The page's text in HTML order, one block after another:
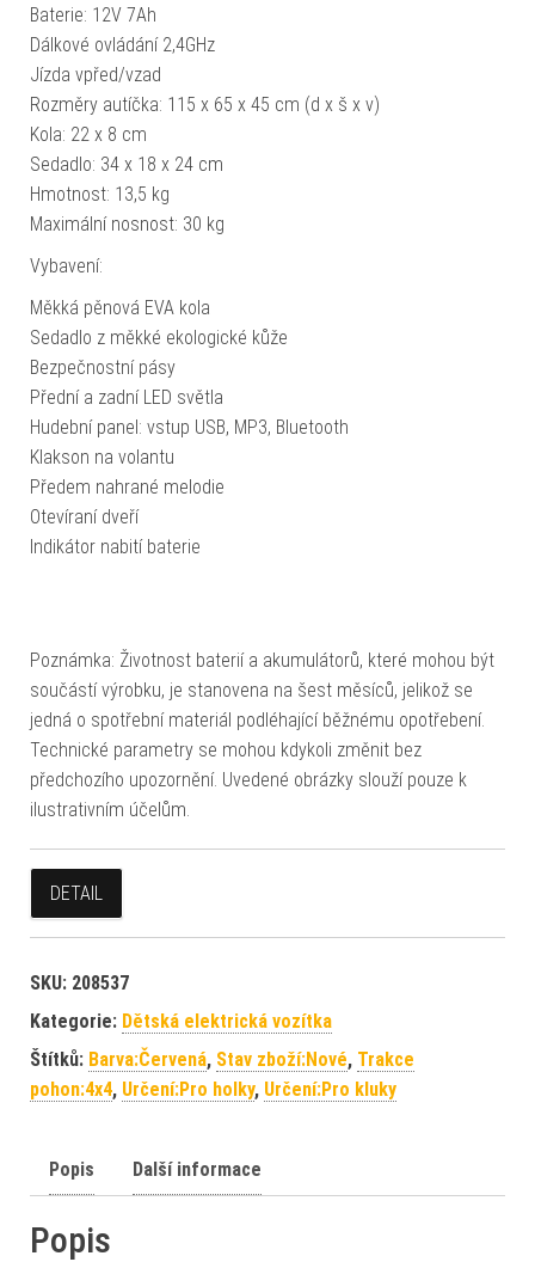
Baterie: 12V 7Ah
Dálkové ovládání 2,4GHz
Jízda vpřed/vzad
Rozměry autíčka: 115 x 65 x 45 cm (d x š x v)
Kola: 22 x 8 cm
Sedadlo: 34 x 18 x 24 cm
Hmotnost: 13,5 kg
Maximální nosnost: 30 kg
Vybavení:
Měkká pěnová EVA kola
Sedadlo z měkké ekologické kůže
Bezpečnostní pásy
Přední a zadní LED světla
Hudební panel: vstup USB, MP3, Bluetooth
Klakson na volantu
Předem nahrané melodie
Otevíraní dveří
Indikátor nabití baterie
Poznámka: Životnost baterií a akumulátorů, které mohou být
součástí výrobku, je stanovena na šest měsíců, jelikož se
jedná o spotřební materiál podléhající běžnému opotřebení.
Technické parametry se mohou kdykoli změnit bez
předchozího upozornění. Uvedené obrázky slouží pouze k
ilustrativním účelům.
DETAIL
SKU: 208537
Kategorie: Dětská elektrická vozítka
Štítků: Barva:Červená, Stav zboží:Nové, Trakce
pohon:4x4, Určení:Pro holky, Určení:Pro kluky
Popis Další informace
Popis